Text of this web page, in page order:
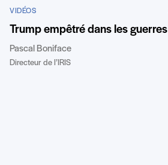
VIDÉOS
Trump empêtré dans les guerres
Pascal Boniface
Directeur de l’IRIS